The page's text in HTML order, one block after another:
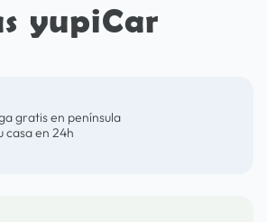
yupiCar
gratis en península
casa en 24h